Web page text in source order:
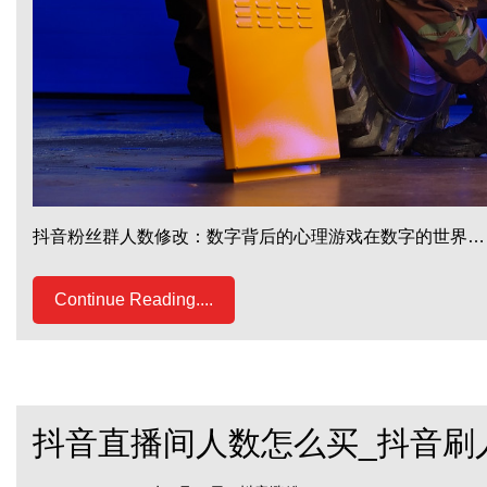
抖音粉丝群人数修改：数字背后的心理游戏在数字的世界…
Continue Reading....
抖音直播间人数怎么买_抖音刷